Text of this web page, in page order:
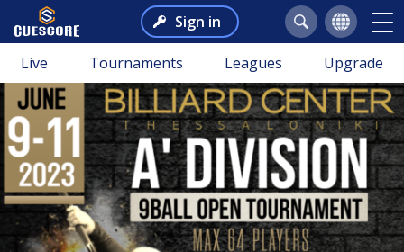
Sign in
Live Tournaments Leagues Upgrade